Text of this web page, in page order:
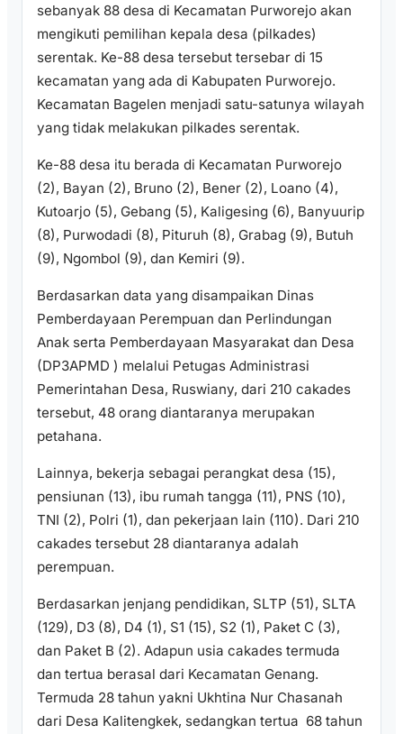
sebanyak 88 desa di Kecamatan Purworejo akan
mengikuti pemilihan kepala desa (pilkades)
serentak. Ke-88 desa tersebut tersebar di 15
kecamatan yang ada di Kabupaten Purworejo.
Kecamatan Bagelen menjadi satu-satunya wilayah
yang tidak melakukan pilkades serentak.
Ke-88 desa itu berada di Kecamatan Purworejo
(2), Bayan (2), Bruno (2), Bener (2), Loano (4),
Kutoarjo (5), Gebang (5), Kaligesing (6), Banyuurip
(8), Purwodadi (8), Pituruh (8), Grabag (9), Butuh
(9), Ngombol (9), dan Kemiri (9).
Berdasarkan data yang disampaikan Dinas
Pemberdayaan Perempuan dan Perlindungan
Anak serta Pemberdayaan Masyarakat dan Desa
(DP3APMD ) melalui Petugas Administrasi
Pemerintahan Desa, Ruswiany, dari 210 cakades
tersebut, 48 orang diantaranya merupakan
petahana.
Lainnya, bekerja sebagai perangkat desa (15),
pensiunan (13), ibu rumah tangga (11), PNS (10),
TNI (2), Polri (1), dan pekerjaan lain (110). Dari 210
cakades tersebut 28 diantaranya adalah
perempuan.
Berdasarkan jenjang pendidikan, SLTP (51), SLTA
(129), D3 (8), D4 (1), S1 (15), S2 (1), Paket C (3),
dan Paket B (2). Adapun usia cakades termuda
dan tertua berasal dari Kecamatan Genang.
Termuda 28 tahun yakni Ukhtina Nur Chasanah
dari Desa Kalitengkek, sedangkan tertua 68 tahun